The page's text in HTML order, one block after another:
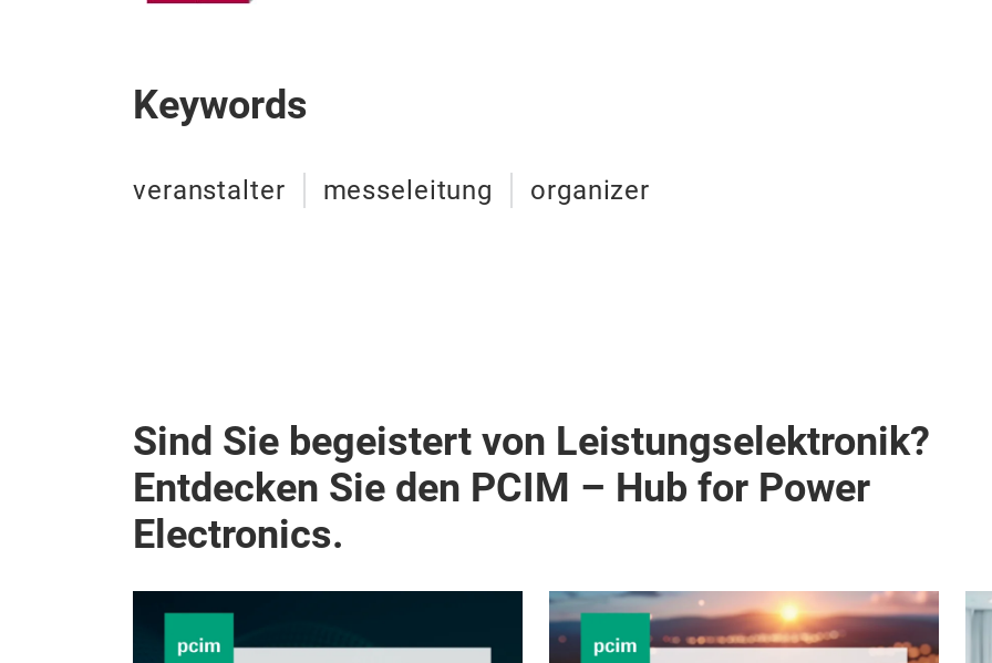
Keywords
veranstalter messeleitung organizer
Sind Sie begeistert von Leistungselektronik?
Entdecken Sie den PCIM – Hub for Power
Electronics.